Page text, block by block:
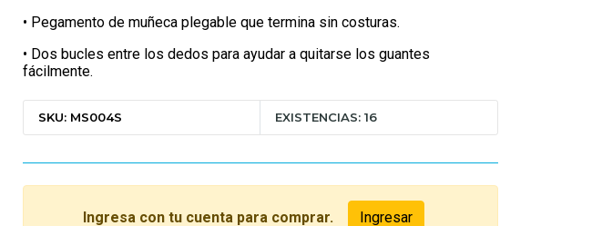
• Pegamento de muñeca plegable que termina sin costuras.
• Dos bucles entre los dedos para ayudar a quitarse los guantes
fácilmente.
SKU: MS004S EXISTENCIAS: 16
Ingresa con tu cuenta para comprar. Ingresar